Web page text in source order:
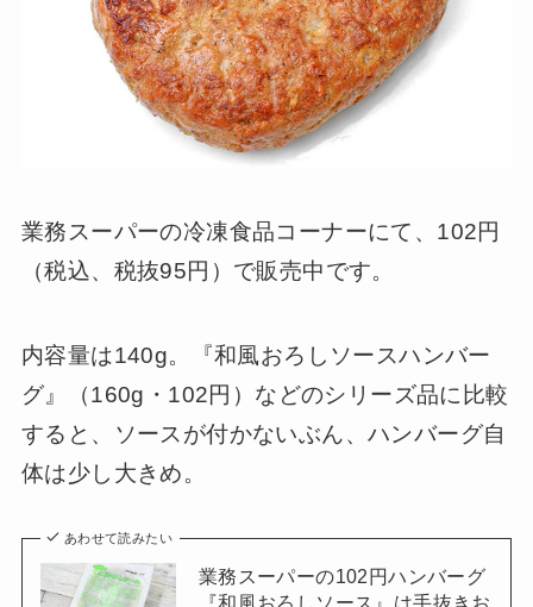
業務スーパーの冷凍食品コーナーにて、102円
（税込、税抜95円）で販売中です。
内容量は140g。『和風おろしソースハンバー
グ』（160g・102円）などのシリーズ品に比較
すると、ソースが付かないぶん、ハンバーグ自
体は少し大きめ。
あわせて読みたい
業務スーパーの102円ハンバーグ
『和風おろしソース』は手抜きお